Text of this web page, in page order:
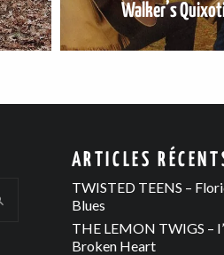
Walker’s
ARTICLES
TWISTED TEENS –
Blues
THE LEMON TWIGS –
Broken Heart